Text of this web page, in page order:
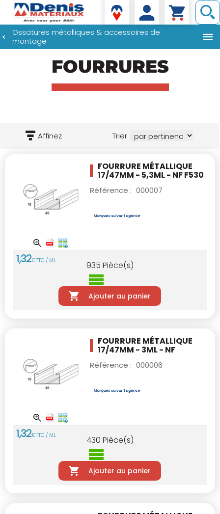
Denis matériaux
Ossatures métalliques & accessoires de
montage
FOURRURES
Affinez Trier
FOURRURE MÉTALLIQUE
17/47MM - 5,3ML - NFF530
Référence : 000007
1,32€TTC / ML 935 Pièce(s)
Ajouter au panier
FOURRURE MÉTALLIQUE
17/47MM - 3ML - NF
Référence : 000006
1,32€TTC / ML 430 Pièce(s)
Ajouter au panier